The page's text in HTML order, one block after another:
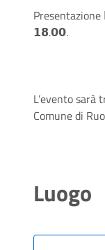
Presentazione
𝟭𝟴.𝟬𝟬.
L’evento sarà
Comune di
Luogo